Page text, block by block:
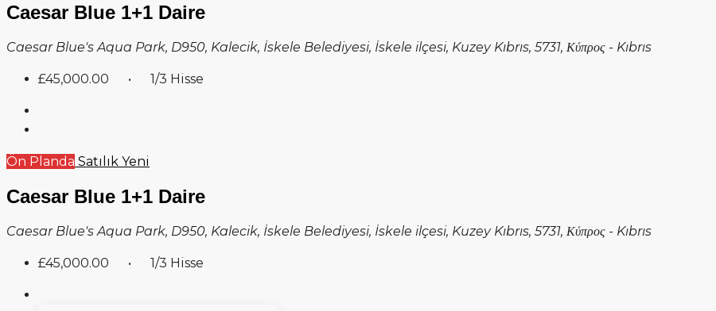
Caesar Blue 1+1 Daire
Caesar Blue's Aqua Park, D950, Kalecik, İskele Belediyesi, İskele ilçesi, Kuzey Kıbrıs, 5731, Κύπρος - Kıbrıs
£45,000.00 • 1/3 Hisse
Ön Planda Satılık Yeni
Caesar Blue 1+1 Daire
Caesar Blue's Aqua Park, D950, Kalecik, İskele Belediyesi, İskele ilçesi, Kuzey Kıbrıs, 5731, Κύπρος - Kıbrıs
£45,000.00 • 1/3 Hisse